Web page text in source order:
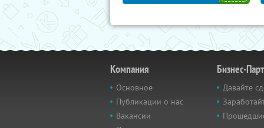
Компания
Основное
Публикации о нас
Вакансии
Бизнес-
Давайте